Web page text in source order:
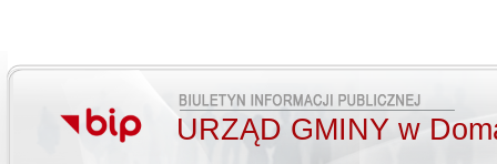
URZĄD GMINY w